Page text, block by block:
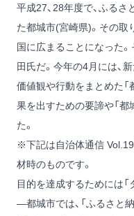
平成27、28年度で、ふる
た都城市(宮崎県)。その取
国に広まることになった
田氏だ。今年の4月には、
価値観や行動をまとめた「
果を出すための要諦や「
た。
※下記は自治体通信 Vol.19
材時のものです。
目的を達成するためには「
―都城市では、「ふるさと